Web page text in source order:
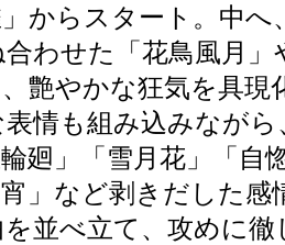
からスタート。中へ
わせた「花鳥風月」
艶やかな狂気を具現
表情も組み込みなが
廻」「雪月花」「自
宵」など剥きだした
並べ立て、攻めに徹